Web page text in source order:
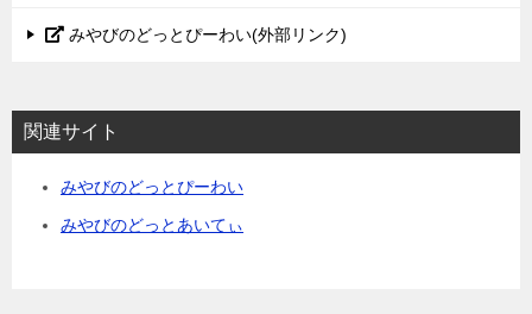
みやびのどっとぴーわい(外部リンク)
関連サイト
みやびのどっとぴーわい
みやびのどっとあいてぃ